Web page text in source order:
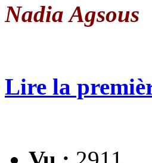
Nadia Agsous
Lire la